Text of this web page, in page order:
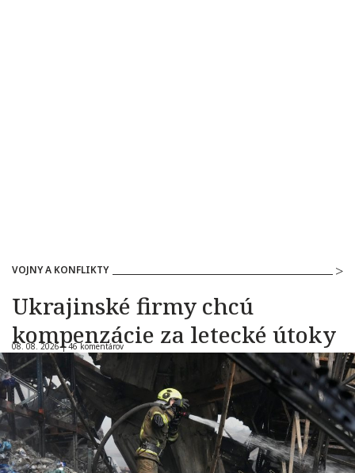
VOJNY A KONFLIKTY
Ukrajinské firmy chcú
kompenzácie za letecké útoky
08. 08. 2026 |46 komentárov